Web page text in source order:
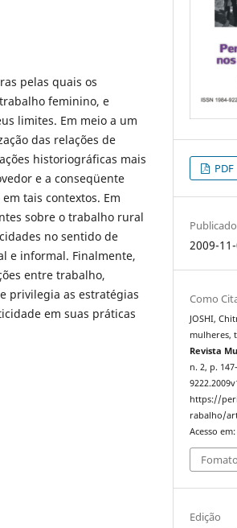
pelas quais os
feminino, e
limites. Em meio a um
das relações de
historiográficas mais
e a conseqüente
tais contextos. Em
sobre o trabalho rural
no sentido de
e informal. Finalmente,
entre trabalho,
privilegia as estratégias
em suas práticas
PDF
Publicado
2009-
Como
JOSHI,
mulheres,
Revista
n. 2, p.
https://
rabalho/
Acesso
Edição